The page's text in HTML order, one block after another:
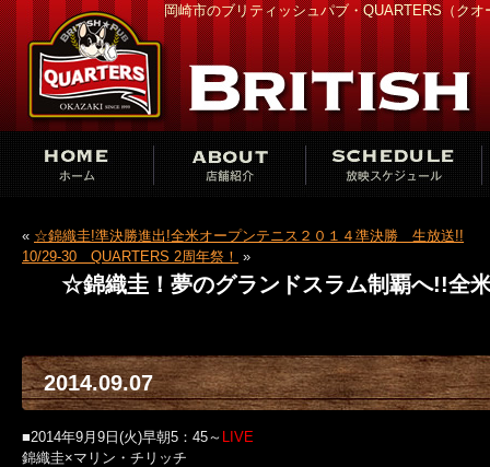
岡崎市のブリティッシュパブ・QUARTERS（クオ
« ☆錦織圭!準決勝進出!全米オープンテニス２０１４準決勝 生放送!!
10/29-30 QUARTERS 2周年祭！ »
☆錦織圭！夢のグランドスラム制覇へ!!全
2014.09.07
■2014年9月9日(火)早朝5：45～ LIVE
錦織圭×マリン・チリッチ